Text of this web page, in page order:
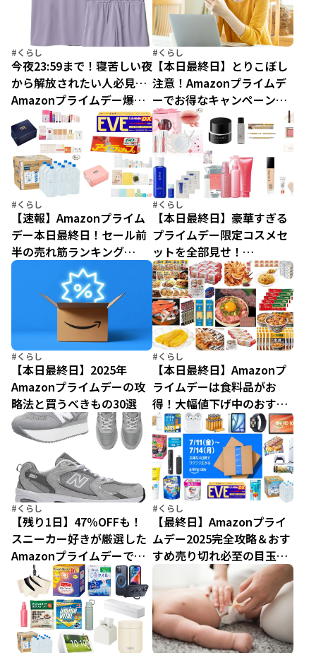
#くらし
今夜23:59まで！寝苦しい夜
から解放されたい人必見…
Amazonプライムデー爆売
れ快眠アイテム10選
#くらし
【本日最終日】とりこぼし
注意！Amazonプライムデ
ーでお得なキャンペーン＆
サブスクまとめ
#くらし
【速報】Amazonプライム
デー本日最終日！セール前
半の売れ筋ランキング
TOP5を大発表！
#くらし
【本日最終日】豪華すぎる
プライムデー限定コスメセ
ットを全部見せ！
【Amazonプライムデー
2025】
#くらし
【本日最終日】2025年
Amazonプライムデーの攻
略法と買うべきもの30選
#くらし
【本日最終日】Amazonプ
ライムデーは食料品がお
得！大幅値下げ中のおすす
め商品15選
#くらし
【残り1日】47％OFFも！
スニーカー好きが厳選した
Amazonプライムデーで買
うべきニューバランスおす
すめ5選【さらにお得に買
う裏ワザ】
#くらし
【最終日】Amazonプライ
ムデー2025完全攻略＆おす
すめ売り切れ必至の目玉
200選！何が安い？何が安
くなる？【Amazonギフト
カード買うと500ポイント
もらえる】